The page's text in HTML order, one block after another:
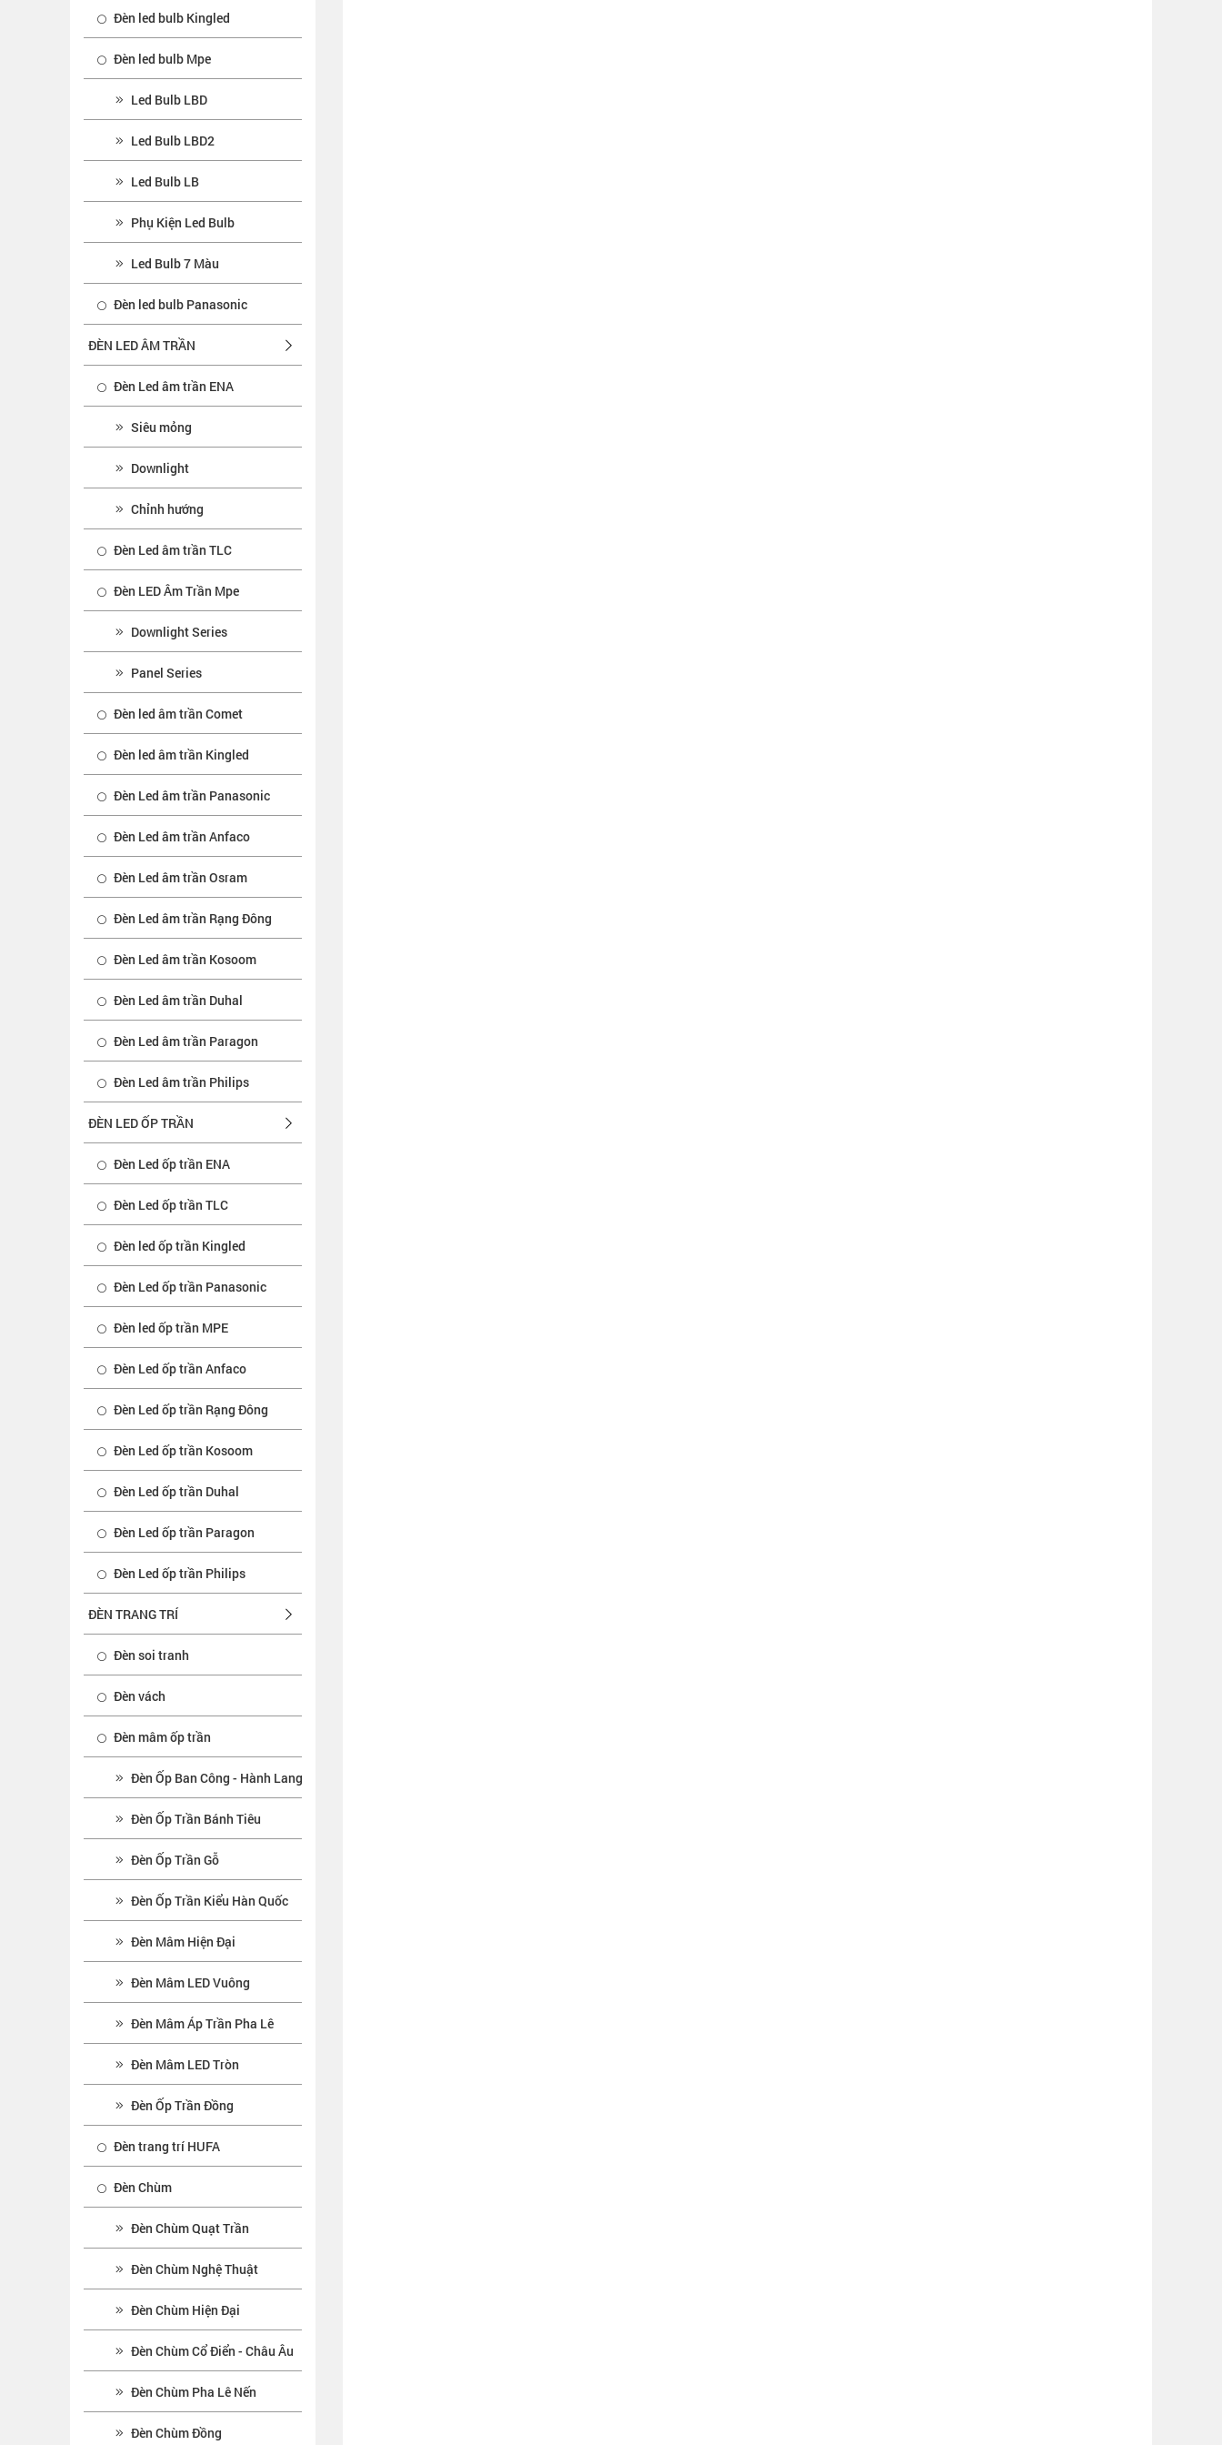
Đèn led bulb Kingled
Đèn led bulb Mpe
Led Bulb LBD
Led Bulb LBD2
Led Bulb LB
Phụ Kiện Led Bulb
Led Bulb 7 Màu
Đèn led bulb Panasonic
ĐÈN LED ÂM TRẦN
Đèn Led âm trần ENA
Siêu mỏng
Downlight
Chỉnh hướng
Đèn Led âm trần TLC
Đèn LED Âm Trần Mpe
Downlight Series
Panel Series
Đèn led âm trần Comet
Đèn led âm trần Kingled
Đèn Led âm trần Panasonic
Đèn Led âm trần Anfaco
Đèn Led âm trần Osram
Đèn Led âm trần Rạng Đông
Đèn Led âm trần Kosoom
Đèn Led âm trần Duhal
Đèn Led âm trần Paragon
Đèn Led âm trần Philips
ĐÈN LED ỐP TRẦN
Đèn Led ốp trần ENA
Đèn Led ốp trần TLC
Đèn led ốp trần Kingled
Đèn Led ốp trần Panasonic
Đèn led ốp trần MPE
Đèn Led ốp trần Anfaco
Đèn Led ốp trần Rạng Đông
Đèn Led ốp trần Kosoom
Đèn Led ốp trần Duhal
Đèn Led ốp trần Paragon
Đèn Led ốp trần Philips
ĐÈN TRANG TRÍ
Đèn soi tranh
Đèn vách
Đèn mâm ốp trần
Đèn Ốp Ban Công - Hành Lang
Đèn Ốp Trần Bánh Tiêu
Đèn Ốp Trần Gỗ
Đèn Ốp Trần Kiểu Hàn Quốc
Đèn Mâm Hiện Đại
Đèn Mâm LED Vuông
Đèn Mâm Áp Trần Pha Lê
Đèn Mâm LED Tròn
Đèn Ốp Trần Đồng
Đèn trang trí HUFA
Đèn Chùm
Đèn Chùm Quạt Trần
Đèn Chùm Nghệ Thuật
Đèn Chùm Hiện Đại
Đèn Chùm Cổ Điển - Châu Âu
Đèn Chùm Pha Lê Nến
Đèn Chùm Đồng